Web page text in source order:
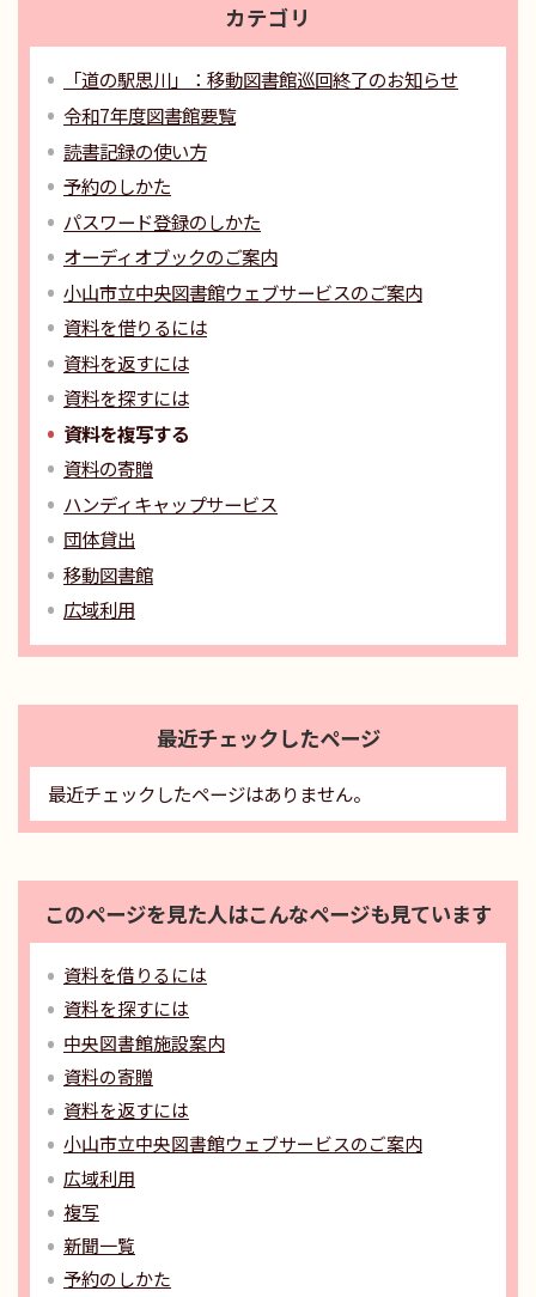
カテゴリ
「道の駅思川」：移動図書館巡回終了のお知らせ
令和7年度図書館要覧
読書記録の使い方
予約のしかた
パスワード登録のしかた
オーディオブックのご案内
小山市立中央図書館ウェブサービスのご案内
資料を借りるには
資料を返すには
資料を探すには
資料を複写する
資料の寄贈
ハンディキャップサービス
団体貸出
移動図書館
広域利用
最近チェックしたページ
最近チェックしたページはありません。
このページを見た人はこんなページも見ています
資料を借りるには
資料を探すには
中央図書館施設案内
資料の寄贈
資料を返すには
小山市立中央図書館ウェブサービスのご案内
広域利用
複写
新聞一覧
予約のしかた